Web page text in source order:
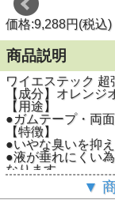
価格:9,288円(税込)
商品説明
ワイエステック
【成分】オレンジ
【用途】
●ガムテープ・両
【特徴】
●いやな臭いを抑
●液が垂れにくい
なります。
●泡タイプなので
いので新聞紙など
▼